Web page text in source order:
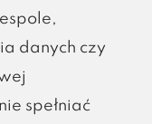
danych czy
spełniać